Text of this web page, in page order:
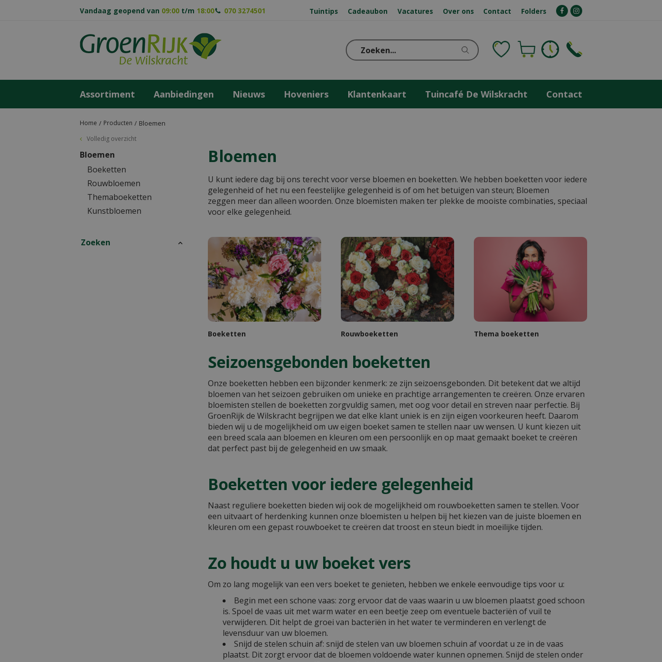
Home Producten Bloemen
Vandaag geopend van 09:00 t/m 18:00 070 3274501 Tuintips Cadeaubon Vacatures Over ons Contact Folders
Assortiment Aanbiedingen Nieuws Hoveniers Klantenkaart Tuincafé De Wilskracht Contact
Bloemen
U kunt iedere dag bij ons terecht voor verse bloemen en boeketten. We hebben boeketten voor iedere
gelegenheid of het nu een feestelijke gelegenheid is of om het betuigen van steun; Bloemen
zeggen meer dan alleen woorden. Onze bloemisten maken ter plekke de mooiste combinaties, speciaal
voor elke gelegenheid.
Boeketten Rouwboeketten Thema boeketten
Seizoensgebonden boeketten
Onze boeketten hebben een bijzonder kenmerk: ze zijn seizoensgebonden. Dit betekent dat we altijd
bloemen van het seizoen gebruiken om unieke en prachtige arrangementen te creëren. Onze ervaren
bloemisten stellen de boeketten zorgvuldig samen, met oog voor detail en streven naar perfectie. Bij
GroenRijk de Wilskracht begrijpen we dat elke klant uniek is en zijn eigen voorkeuren heeft. Daarom
bieden wij u de mogelijkheid om uw eigen boeket samen te stellen naar uw wensen. U kunt kiezen uit
een breed scala aan bloemen en kleuren om een persoonlijk en op maat gemaakt boeket te creëren
dat perfect past bij de gelegenheid en uw smaak.
Boeketten voor iedere gelegenheid
Naast reguliere boeketten bieden wij ook de mogelijkheid om rouwboeketten samen te stellen. Voor
een uitvaart of herdenking kunnen onze bloemisten u helpen bij het kiezen van de juiste bloemen en
kleuren om een gepast rouwboeket te creëren dat troost en steun biedt in moeilijke tijden.
Zo houdt u uw boeket vers
Om zo lang mogelijk van een vers boeket te genieten, hebben we enkele eenvoudige tips voor u:
Begin met een schone vaas: zorg ervoor dat de vaas waarin u uw bloemen plaatst goed schoon
is. Spoel de vaas uit met warm water en een beetje zeep om eventuele bacteriën of vuil te
verwijderen. Dit helpt de groei van bacteriën in het water te verminderen en verlengt de
levensduur van uw bloemen.
Snijd de stelen schuin af: snijd de stelen van uw bloemen schuin af voordat u ze in de vaas
plaatst. Dit zorgt ervoor dat de bloemen voldoende water kunnen opnemen. Snijd de stelen onder
Volledig overzicht
Bloemen
Boeketten
Rouwbloemen
Themaboeketten
Kunstbloemen
Zoeken